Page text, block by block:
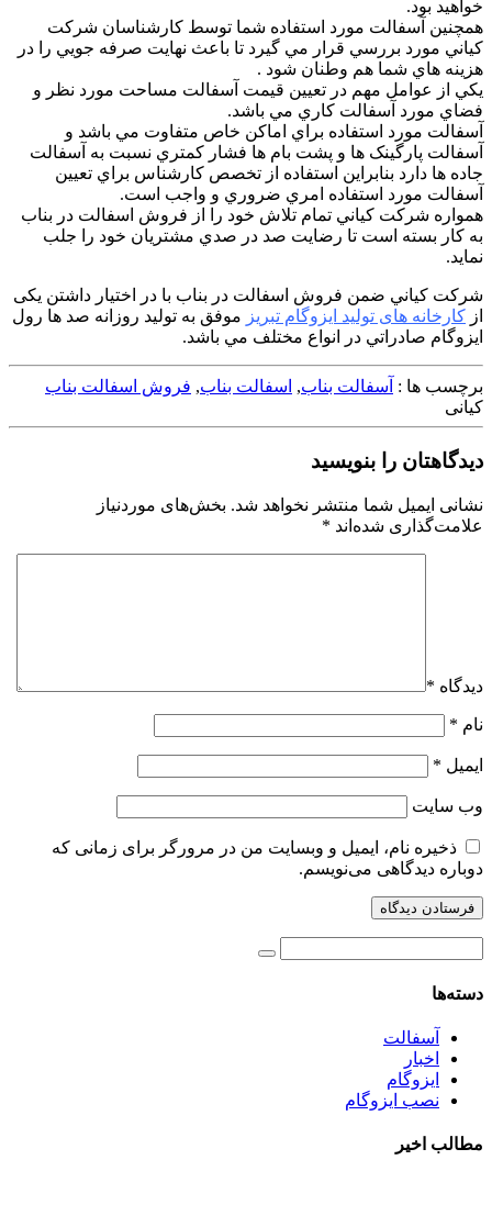
خواهيد بود.
همچنين آسفالت مورد استفاده شما توسط کارشناسان شرکت
کياني مورد بررسي قرار مي گيرد تا باعث نهايت صرفه جويي را در
هزينه هاي شما هم وطنان شود .
يکي از عوامل مهم در تعيين قيمت آسفالت مساحت مورد نظر و
فضاي مورد آسفالت کاري مي باشد.
آسفالت مورد استفاده براي اماکن خاص متفاوت مي باشد و
آسفالت پارگينک ها و پشت بام ها فشار کمتري نسبت به آسفالت
جاده ها دارد بنابراين استفاده از تخصص کارشناس براي تعيين
آسفالت مورد استفاده امري ضروري و واجب است.
همواره شرکت کياني تمام تلاش خود را از فروش اسفالت در بناب
به کار بسته است تا رضايت صد در صدي مشتريان خود را جلب
نمايد.
شرکت کياني ضمن فروش اسفالت در بناب با در اختيار داشتن یکی
از کارخانه های تولید ايزوگام تبريز موفق به توليد روزانه صد ها رول
ايزوگام صادراتي در انواع مختلف مي باشد.
برچسب ها : آسفالت بناب, اسفالت بناب, فروش اسفالت بناب
کیانی
دیدگاهتان را بنویسید
نشانی ایمیل شما منتشر نخواهد شد. بخش‌های موردنیاز
علامت‌گذاری شده‌اند *
دیدگاه *
نام *
ایمیل *
وب‌ سایت
ذخیره نام، ایمیل و وبسایت من در مرورگر برای زمانی که
دوباره دیدگاهی می‌نویسم.
دسته‌ها
آسفالت
اخبار
ایزوگام
نصب ایزوگام
مطالب اخیر